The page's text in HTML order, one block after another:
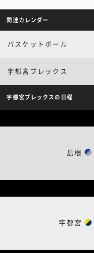
関連カレンダー
バスケットボール
宇都宮ブレックス
宇都宮ブレックスの日程
島根
宇都宮